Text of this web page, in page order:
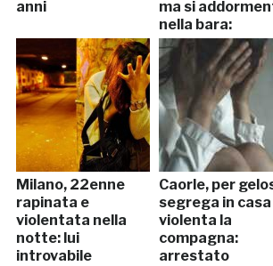
anni
ma si
nella bara:
arrestato
Milano, 22enne
rapinata e
violentata nella
notte: lui
introvabile
Caorle, per
segrega in casa
violenta la
compagna:
arrestato